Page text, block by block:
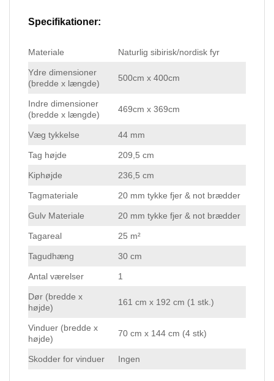
Specifikationer:
Materiale Naturlig sibirisk/nordisk fyr
Ydre dimensioner
(bredde x længde)
500cm x 400cm
Indre dimensioner
(bredde x længde)
469cm x 369cm
Væg tykkelse 44 mm
Tag højde 209,5 cm
Kiphøjde 236,5 cm
Tagmateriale 20 mm tykke fjer & not brædder
Gulv Materiale 20 mm tykke fjer & not brædder
Tagareal 25 m²
Tagudhæng 30 cm
Antal værelser 1
Dør (bredde x
højde)
161 cm x 192 cm (1 stk.)
Vinduer (bredde x
højde)
70 cm x 144 cm (4 stk)
Skodder for vinduer Ingen